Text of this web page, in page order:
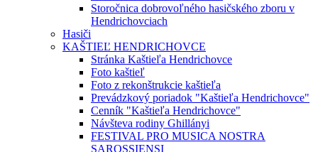
Storočnica dobrovoľného hasičského zboru v
Hendrichovciach
Hasiči
KAŠTIEĽ HENDRICHOVCE
Stránka Kaštieľa Hendrichovce
Foto kaštieľ
Foto z rekonštrukcie kaštieľa
Prevádzkový poriadok "Kaštieľa Hendrichovce"
Cenník "Kaštieľa Hendrichovce"
Návšteva rodiny Ghillányi
FESTIVAL PRO MUSICA NOSTRA
SAROSSIENSI